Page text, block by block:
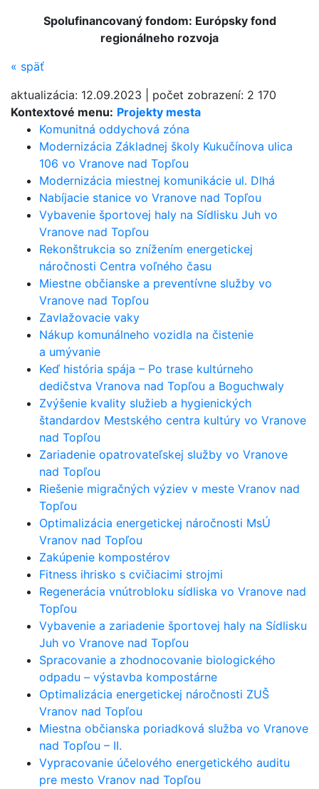
Kontextové menu: Projekty mesta
Komunitná oddychová zóna
Modernizácia Základnej školy Kukučínova ulica
106 vo Vranove nad Topľou
Modernizácia miestnej komunikácie ul. Dlhá
Nabíjacie stanice vo Vranove nad Topľou
Vybavenie športovej haly na Sídlisku Juh vo
Vranove nad Topľou
Rekonštrukcia so znížením energetickej
náročnosti Centra voľného času
Miestne občianske a preventívne služby vo
Vranove nad Topľou
Zavlažovacie vaky
Nákup komunálneho vozidla na čistenie
a umývanie
Keď história spája – Po trase kultúrneho
dedičstva Vranova nad Topľou a Boguchwaly
Zvýšenie kvality služieb a hygienických
štandardov Mestského centra kultúry vo Vranove
nad Topľou
Zariadenie opatrovateľskej služby vo Vranove
nad Topľou
Riešenie migračných výziev v meste Vranov nad
Topľou
Optimalizácia energetickej náročnosti MsÚ
Vranov nad Topľou
Zakúpenie kompostérov
Fitness ihrisko s cvičiacimi strojmi
Regenerácia vnútrobloku sídliska vo Vranove nad
Topľou
Vybavenie a zariadenie športovej haly na Sídlisku
Juh vo Vranove nad Topľou
Spracovanie a zhodnocovanie biologického
odpadu – výstavba kompostárne
Optimalizácia energetickej náročnosti ZUŠ
Vranov nad Topľou
Miestna občianska poriadková služba vo Vranove
nad Topľou – II.
Vypracovanie účelového energetického auditu
pre mesto Vranov nad Topľou
Spolufinancovaný fondom: Európsky fond
regionálneho rozvoja
« späť
aktualizácia: 12.09.2023 počet zobrazení: 2 170